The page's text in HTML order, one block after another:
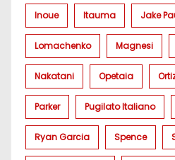
Inoue Itauma Jake
Lomachenko Magnesi
Nakatani Opetaia
Parker Pugilato Italiano
Ryan Garcia Spence